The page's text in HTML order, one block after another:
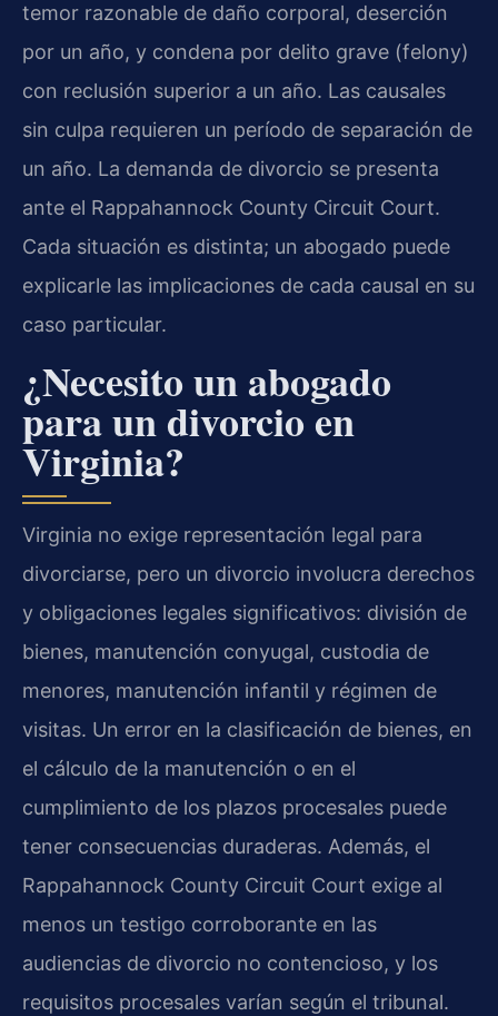
temor razonable de daño corporal, deserción
por un año, y condena por delito grave (felony)
con reclusión superior a un año. Las causales
sin culpa requieren un período de separación de
un año. La demanda de divorcio se presenta
ante el Rappahannock County Circuit Court.
Cada situación es distinta; un abogado puede
explicarle las implicaciones de cada causal en su
caso particular.
¿Necesito un abogado
para un divorcio en
Virginia?
Virginia no exige representación legal para
divorciarse, pero un divorcio involucra derechos
y obligaciones legales significativos: división de
bienes, manutención conyugal, custodia de
menores, manutención infantil y régimen de
visitas. Un error en la clasificación de bienes, en
el cálculo de la manutención o en el
cumplimiento de los plazos procesales puede
tener consecuencias duraderas. Además, el
Rappahannock County Circuit Court exige al
menos un testigo corroborante en las
audiencias de divorcio no contencioso, y los
requisitos procesales varían según el tribunal.